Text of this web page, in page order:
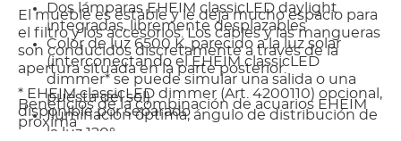
El mueble es estable y le deja mucho espacio para
el filtro y los accesorios. Los cables y las mangueras
son conducidos discretamente a través de la
apertura situada en la parte posterior.
Beneficios de la combinación de acuarios EHEIM
proxima
Dos lámparas EHEIM classicLED daylight
integradas, libremente desplazables
Color de luz 6500 K, parecido a la luz solar
(interconectando el EHEIM classicLED
dimmer* se puede simular una salida o una
puesta del sol)
Iluminación óptima, ángulo de distribución de
la luz 120°
* EHEIM classicLED dimmer (Art. 4200110) opcional,
disponible por separado